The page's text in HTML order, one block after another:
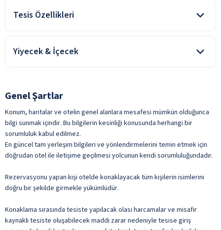
24 Saat Resepsiyon Hizmeti
Çamaşırhane
Günlük Temizlik Hizmeti
Kuru Temizleme
ile belirtilen özellikler ücretlidir.
Tesis Özellikleri
Engelli Kullanımına Uygun Tuvalet
Yiyecek & İçecek
ücretlidir.
Açık Büfe Kahvaltı
Lobi Bar
Oda Servisi
Restoran
Taze Sıkılmış Meyve Suları
Yabancı Alkollü İçecek
Yerli Alkollü İçecek
Genel Şartlar
Konum, haritalar ve otelin genel alanlara mesafesi mümkün olduğunca
bilgi sunmak içindir. Bu bilgilerin kesinliği konusunda herhangi bir
sorumluluk kabul edilmez.
En güncel tam yerleşim bilgileri ve yönlendirmelerini temin etmek için
doğrudan otel ile iletişime geçilmesi yolcunun kendi sorumluluğundadır.
Rezervasyonu yapan kişi otelde konaklayacak tüm kişilerin isimlerini
doğru bir şekilde girmekle yükümlüdür.
Konaklama sırasında tesiste yapılacak olası harcamalar ve misafir
kaynaklı tesiste oluşabilecek maddi zarar nedeniyle tesise giriş